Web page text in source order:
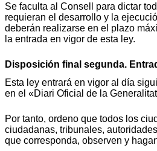
Se faculta al Consell para dictar
requieran el desarrollo y la
deberán realizarse en el plazo
la entrada en vigor de esta ley.
Disposición final segunda.
Esta ley entrará en vigor al día
en el «Diari Oficial de la
Por tanto, ordeno que todos los
ciudadanas, tribunales,
que corresponda, observen y